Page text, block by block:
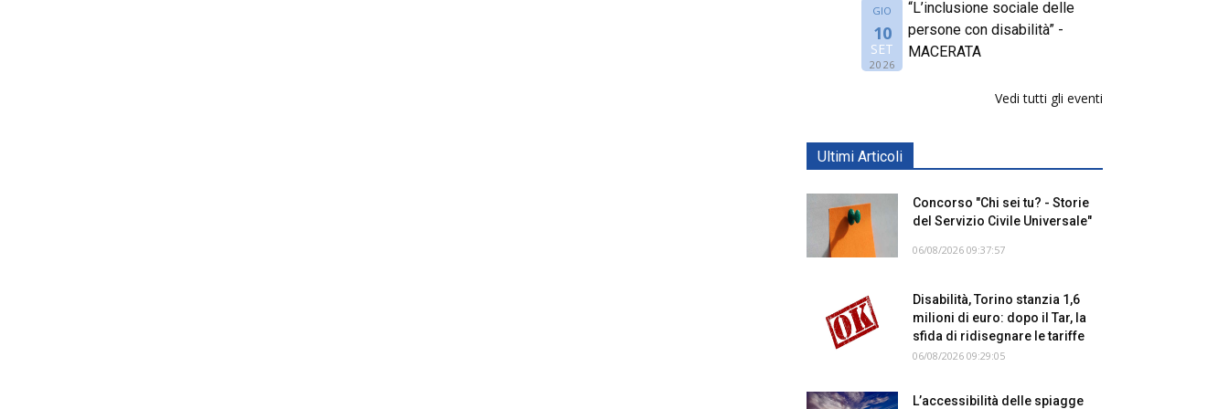
GIO
10
SET
2026
“L’inclusione sociale delle
persone con disabilità” -
MACERATA
Vedi tutti gli eventi
Ultimi Articoli
Concorso "Chi sei tu? - Storie
del Servizio Civile Universale"
06/08/2026 09:37:57
Disabilità, Torino stanzia 1,6
milioni di euro: dopo il Tar, la
sfida di ridisegnare le tariffe
06/08/2026 09:29:05
L’accessibilità delle spiagge